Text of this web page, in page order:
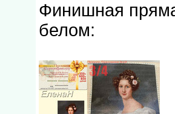
Финишная
белом: